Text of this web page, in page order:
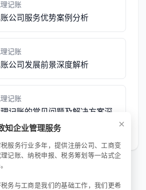
记账
公司服务优势案例分析
记账
公司发展前景深度解析
记账
记账的常见问题及解决方案深
×
知企业管理服务
服务行业多年，提供注册公司、工商变
记账、纳税申报、税务筹划等一站式企
务与工商是我们的基础工作，我们更希